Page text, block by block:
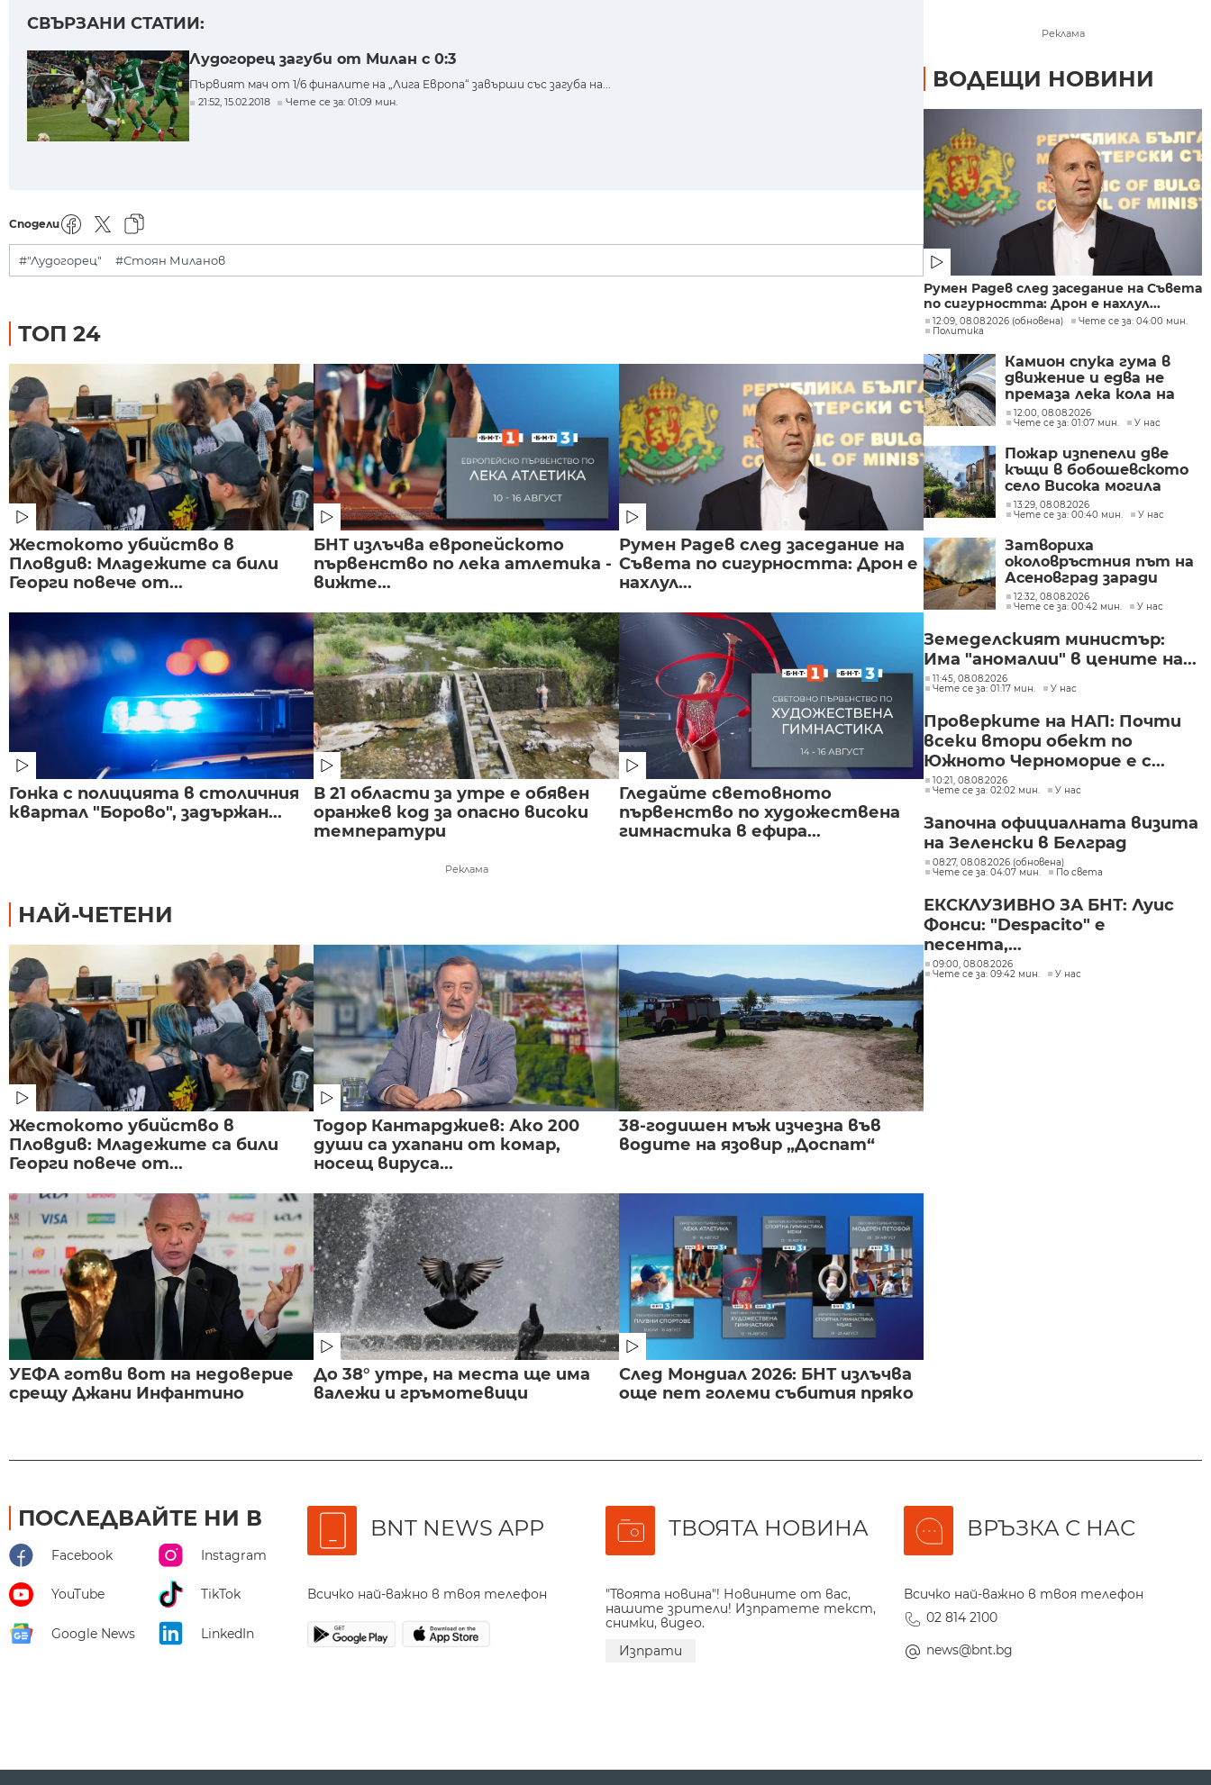
СВЪРЗАНИ СТАТИИ:
Лудогорец загуби от Милан с 0:3
Първият мач от 1/6 финалите на „Лига Европа“ завърши със загуба на...
21:52, 15.02.2018 Чете се за: 01:09 мин.
Сподели
#"Лудогорец" #Стоян Миланов
ТОП 24
Жестокото убийство в
Пловдив: Младежите са били
Георги повече от...
БНТ излъчва европейското
първенство по лека атлетика -
вижте...
Румен Радев след заседание на
Съвета по сигурността: Дрон е
нахлул...
Гонка с полицията в столичния
квартал "Борово", задържан...
В 21 области за утре е обявен
оранжев код за опасно високи
температури
Гледайте световното
първенство по художествена
гимнастика в ефира...
Реклама
НАЙ-ЧЕТЕНИ
Жестокото убийство в
Пловдив: Младежите са били
Георги повече от...
Тодор Кантарджиев: Ако 200
души са ухапани от комар,
носещ вируса...
38-годишен мъж изчезна във
водите на язовир „Доспат“
УЕФА готви вот на недоверие
срещу Джани Инфантино
До 38° утре, на места ще има
валежи и гръмотевици
След Мондиал 2026: БНТ излъчва
още пет големи събития пряко
Реклама
ВОДЕЩИ НОВИНИ
Румен Радев след заседание на Съвета
по сигурността: Дрон е нахлул...
12:09, 08.08.2026 (обновена)
Чете се за: 04:00 мин.
Политика
Камион спука гума в
движение и едва не
премаза лека кола на
Подбалканския път
(СНИМКИ)
12:00, 08.08.2026
Чете се за: 01:07 мин.
У нас
Пожар изпепели две
къщи в бобошевското
село Висока могила
(СНИМКИ)
13:29, 08.08.2026
Чете се за: 00:40 мин.
У нас
Затвориха
околовръстния път на
Асеновград заради
пожар (СНИМКИ)
12:32, 08.08.2026
Чете се за: 00:42 мин.
У нас
Земеделският министър:
Има "аномалии" в цените на...
11:45, 08.08.2026
Чете се за: 01:17 мин.
У нас
Проверките на НАП: Почти
всеки втори обект по
Южното Черноморие е с...
10:21, 08.08.2026
Чете се за: 02:02 мин.
У нас
Започна официалната визита
на Зеленски в Белград
08:27, 08.08.2026 (обновена)
Чете се за: 04:07 мин.
По света
ЕКСКЛУЗИВНО ЗА БНТ: Луис
Фонси: "Despacito" е
песента,...
09:00, 08.08.2026
Чете се за: 09:42 мин.
У нас
ПОСЛЕДВАЙТЕ НИ В
Facebook Instagram
YouTube TikTok
Google News LinkedIn
BNT NEWS APP
Всичко най-важно в твоя телефон
ТВОЯТА НОВИНА
"Твоята новина"! Новините от вас,
нашите зрители! Изпратете текст,
снимки, видео.
Изпрати
ВРЪЗКА С НАС
Всичко най-важно в твоя телефон
02 814 2100
news@bnt.bg